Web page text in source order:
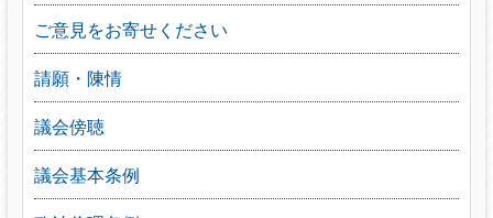
ご意見をお寄せください
請願・陳情
議会傍聴
議会基本条例